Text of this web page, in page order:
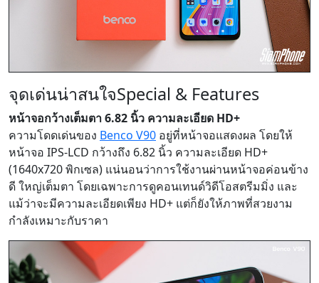
จุดเด่นน่าสนใจSpecial & Features
หน้าจอกว้างเต็มตา 6.82 นิ้ว ความละเอียด HD+
ความโดดเด่นของ Benco V90 อยู่ที่หน้าจอแสดงผล โดยให้
หน้าจอ IPS-LCD กว้างถึง 6.82 นิ้ว ความละเอียด HD+
(1640x720 พิกเซล) แน่นอนว่าการใช้งานผ่านหน้าจอค่อนข้าง
ดี ใหญ่เต็มตา โดยเฉพาะการดูคอนเทนด์วิดีโอสตรีมมิ่ง และ
แม้ว่าจะมีความละเอียดเพียง HD+ แต่ก็ยังให้ภาพที่สวยงาม
กำลังเหมาะกับราคา